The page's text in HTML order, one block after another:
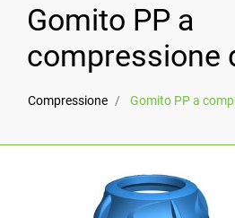
Gomito PP a
compressione
Compressione Gomito PP a